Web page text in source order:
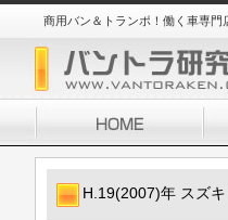
商用バン＆トランポ！働く車専門
H.19(2007)年 スズ